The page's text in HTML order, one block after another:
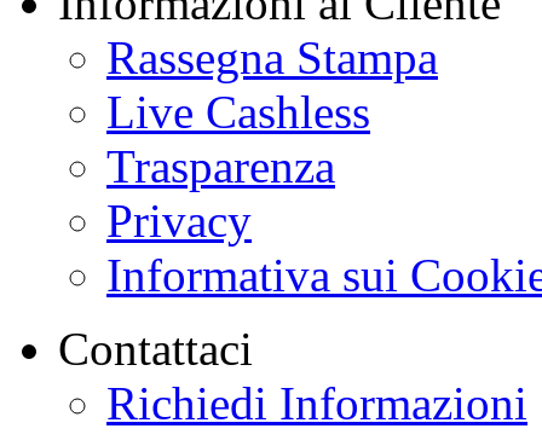
Rassegna Stampa
Live Cashless
Trasparenza
Privacy
Informativa sui
Contattaci
Richiedi Informazioni